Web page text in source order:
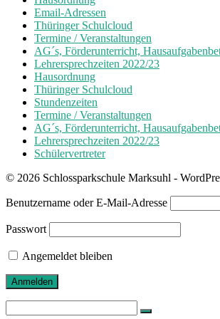
Email-Adressen
Thüringer Schulcloud
Termine / Veranstaltungen
AG´s, Förderunterricht,
Lehrersprechzeiten 2022/23
Hausordnung
Thüringer Schulcloud
Stundenzeiten
Termine / Veranstaltungen
AG´s, Förderunterricht,
Lehrersprechzeiten 2022/23
Schülervertreter
© 2026 Schlossparkschule Marksuhl -
Benutzername oder E-Mail-Adresse
Passwort
Angemeldet bleiben